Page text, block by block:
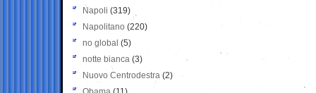
Napoli (319)
Napolitano (220)
no global (5)
notte bianca (3)
Nuovo Centrodestra (2)